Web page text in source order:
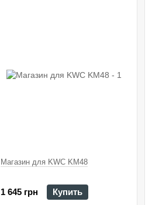
Магазин для KWC KM48
1 645 грн Купить